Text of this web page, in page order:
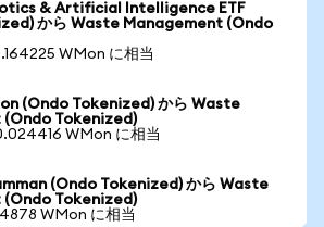
& Artificial Intelligence ETF
から Waste Management (Ondo
WMon に相当
(Ondo Tokenized) から Waste
(Ondo Tokenized)
WMon に相当
(Ondo Tokenized) から Waste
(Ondo Tokenized)
WMon に相当